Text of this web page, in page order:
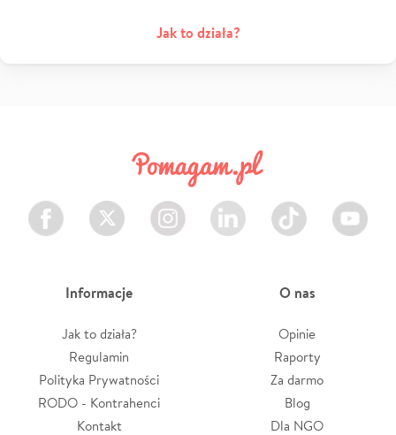
Jak to działa?
Facebook Twitter Instagram LinkedIn TikTok Youtube
Informacje
Jak to działa?
Regulamin
Polityka Prywatności
RODO - Kontrahenci
Kontakt
O nas
Opinie
Raporty
Za darmo
Blog
Dla NGO